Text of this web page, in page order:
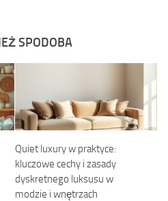
SPODOBA
Quiet luxury w praktyce:
kluczowe cechy i zasady
dyskretnego luksusu w
modzie i wnętrzach